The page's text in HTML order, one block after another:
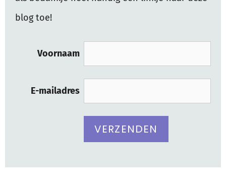
blog toe!
Voornaam
E-mailadres